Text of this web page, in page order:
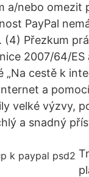
a/nebo
PayPal
(4) Přezkum
2007/64/ES
„Na cestě k
a
velké výzvy,
a snadný